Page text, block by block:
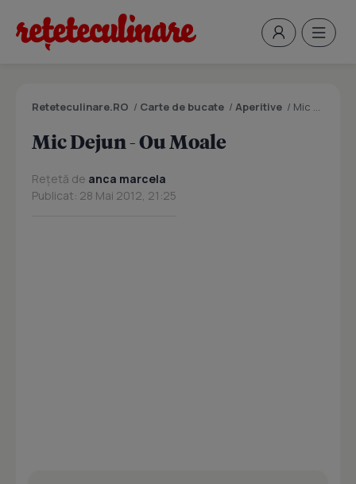
Reteteculinare.RO / Carte de bucate / Aperitive / Mic Dejun - Ou Moale
Mic Dejun - Ou Moale
Rețetă de anca marcela
Publicat: 28 Mai 2012, 21:25